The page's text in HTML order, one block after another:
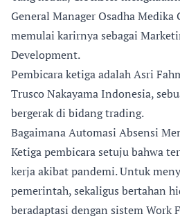
General Manager Osadha Medika
memulai karirnya sebagai
Development.
Pembicara ketiga adalah Asri
Trusco Nakayama Indonesia,
bergerak di bidang trading.
Bagaimana Automasi Absensi
Ketiga pembicara setuju bahwa
kerja akibat pandemi. Untuk
pemerintah, sekaligus bertahan
beradaptasi dengan sistem Work